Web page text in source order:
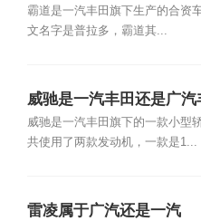
霸道是一汽丰田旗下生产的合资
文名字是普拉多，霸道其...
威驰是一汽丰田还是广汽
威驰是一汽丰田旗下的一款小型
共使用了两款发动机，一款是1...
雷凌属于广汽还是一汽